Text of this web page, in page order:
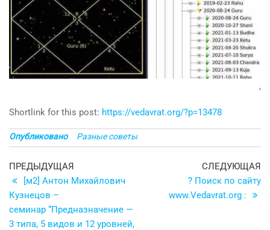
‘
Shortlink for this post: https://vedavrat.org/?p=13478
Опубликовано Разные советы
Навигация
по
записям
Предыдущая
запись
ПРЕДЫДУЩАЯ
[м2] Антон Михайлович
Кузнецов –
семинар “Предназначение —
3 типа, 5 видов и 12 уровней,
СЛЕДУЮЩАЯ
? Поиск по сайту
www.Vedavrat.org :